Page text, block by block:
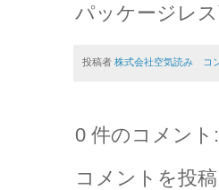
パッケージレ
投稿者 株式会社空気読み コ
0 件のコメント:
コメントを投稿